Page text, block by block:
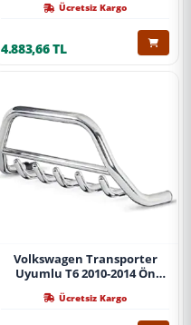
Ücretsiz Kargo
4.883,66 TL
Volkswagen Transporter
Uyumlu T6 2010-2014 Ön
Çelik Krom
Ücretsiz Kargo